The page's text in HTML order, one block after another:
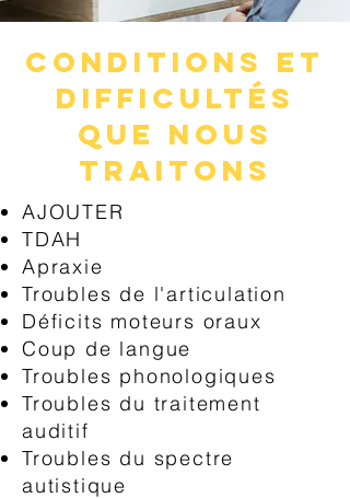
Conditions et
difficultés
que nous
traitons
AJOUTER
TDAH
Apraxie
Troubles de l'articulation
Déficits moteurs oraux
Coup de langue
Troubles phonologiques
Troubles du traitement
auditif
Troubles du spectre
autistique